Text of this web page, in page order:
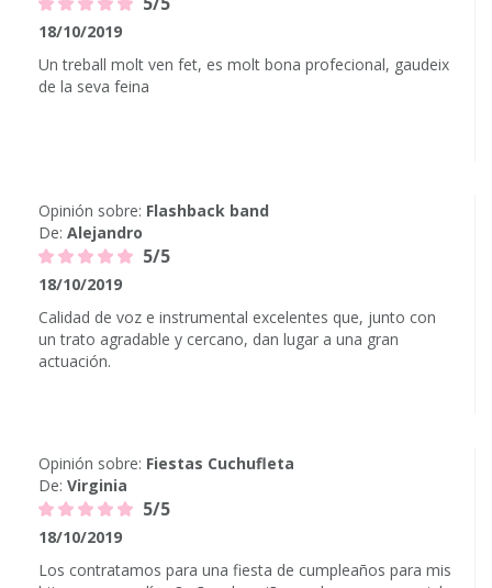
18/10/2019
Un treball molt ven fet, es molt bona profecional, gaudeix
de la seva feina
Opinión sobre: Flashback band
De: Alejandro
5/5
18/10/2019
Calidad de voz e instrumental excelentes que, junto con
un trato agradable y cercano, dan lugar a una gran
actuación.
Opinión sobre: Fiestas Cuchufleta
De: Virginia
5/5
18/10/2019
Los contratamos para una fiesta de cumpleaños para mis